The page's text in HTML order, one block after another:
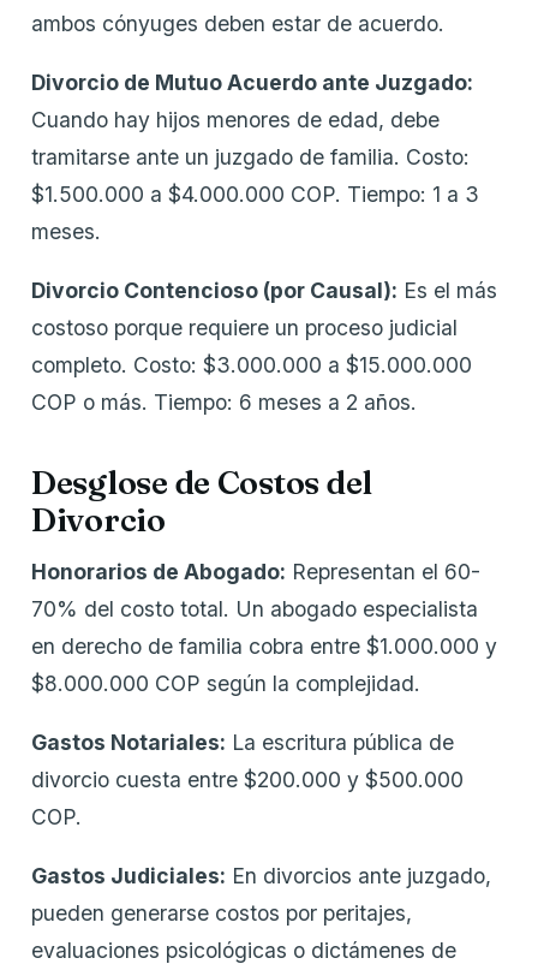
ambos cónyuges deben estar de acuerdo.
Divorcio de Mutuo Acuerdo ante Juzgado:
Cuando hay hijos menores de edad, debe
tramitarse ante un juzgado de familia. Costo:
$1.500.000 a $4.000.000 COP. Tiempo: 1 a 3
meses.
Divorcio Contencioso (por Causal): Es el más
costoso porque requiere un proceso judicial
completo. Costo: $3.000.000 a $15.000.000
COP o más. Tiempo: 6 meses a 2 años.
Desglose de Costos del
Divorcio
Honorarios de Abogado: Representan el 60-
70% del costo total. Un abogado especialista
en derecho de familia cobra entre $1.000.000 y
$8.000.000 COP según la complejidad.
Gastos Notariales: La escritura pública de
divorcio cuesta entre $200.000 y $500.000
COP.
Gastos Judiciales: En divorcios ante juzgado,
pueden generarse costos por peritajes,
evaluaciones psicológicas o dictámenes de